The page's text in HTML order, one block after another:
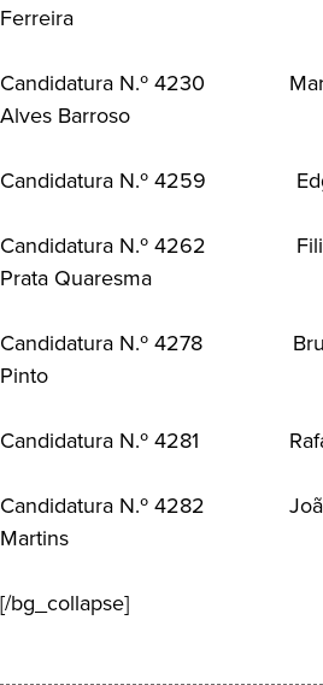
Ferreira
Candidatura N.º 4230
Alves Barroso
Candidatura N.º 4259
Candidatura N.º 4262 Filipe
Prata Quaresma
Candidatura N.º 4278
Pinto
Candidatura N.º 4281
Candidatura N.º 4282 João
Martins
[/bg_collapse]